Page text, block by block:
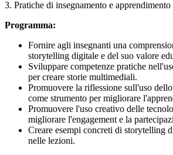
3. Pratiche di insegnamento e apprendimento
Programma:
Fornire agli insegnanti una
storytelling digitale e del suo valore
Sviluppare competenze pratiche
per creare storie multimediali.
Promuovere la riflessione sull'uso
come strumento per migliorare
Promuovere l'uso creativo delle
migliorare l'engagement e la
Creare esempi concreti di storytelling
nelle lezioni.